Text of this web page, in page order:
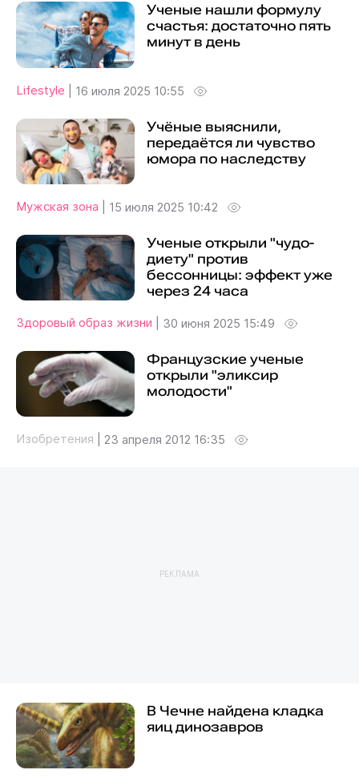
Ученые нашли формулу
счастья: достаточно пять
минут в день
Lifestyle 16 июля 2025 10:55
Учёные выяснили,
передаётся ли чувство
юмора по наследству
Мужская зона 15 июля 2025 10:42
Ученые открыли "чудо-
диету" против
бессонницы: эффект уже
через 24 часа
Здоровый образ жизни 30 июня 2025 15:49
Французские ученые
открыли "эликсир
молодости"
Изобретения 23 апреля 2012 16:35
РЕКЛАМА
В Чечне найдена кладка
яиц динозавров